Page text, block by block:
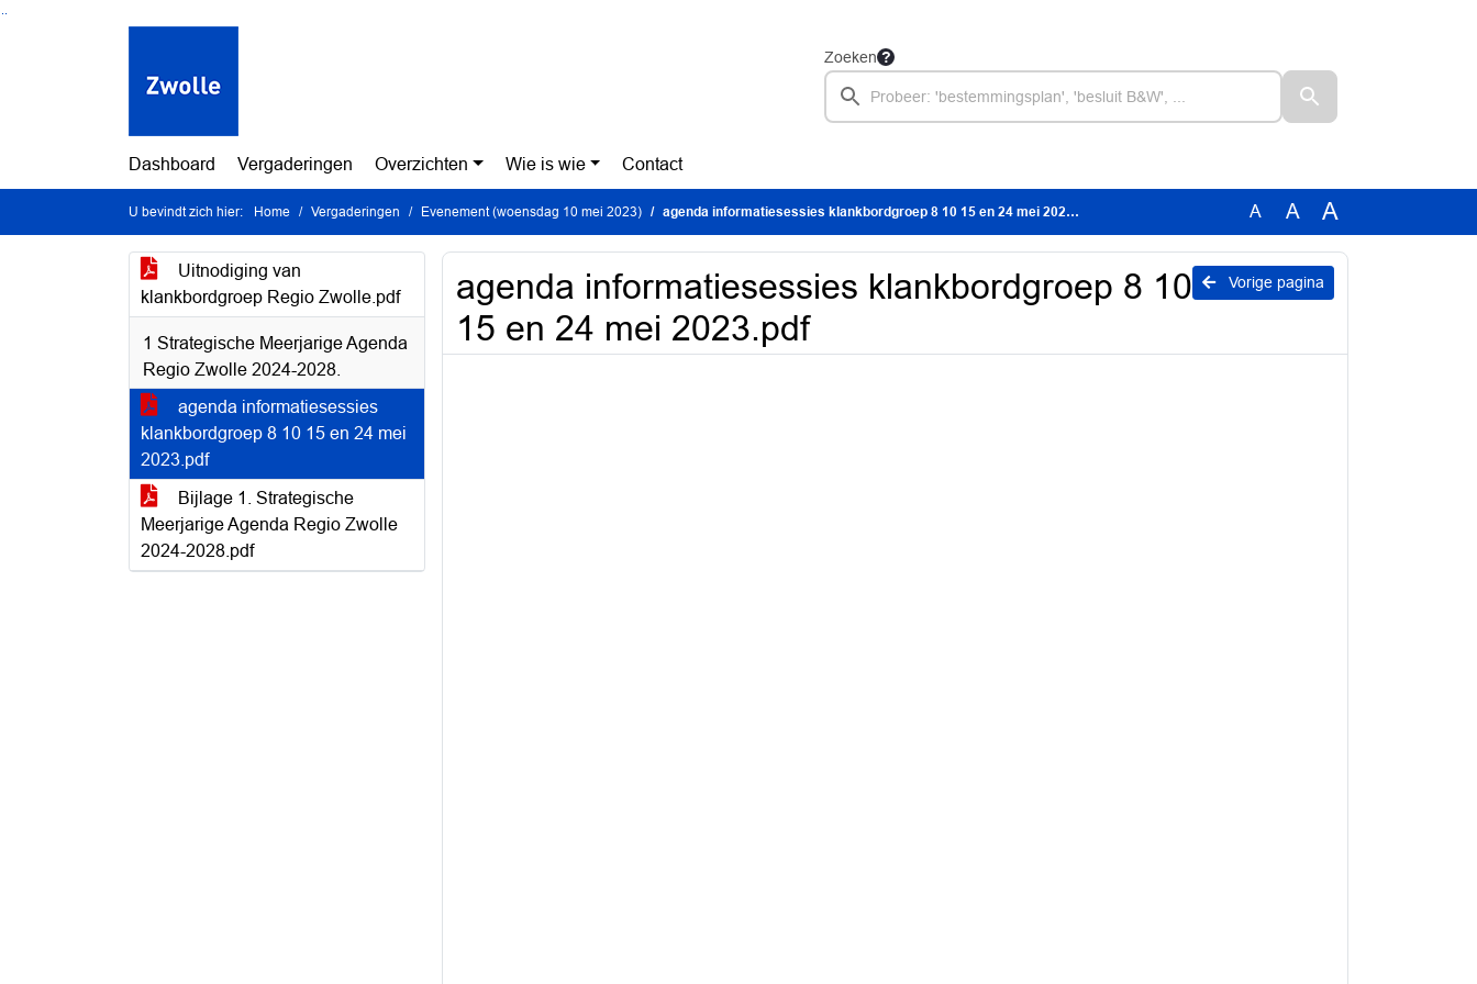
Ga naar de inhoud van deze pagina
Ga naar het zoeken
Ga naar het menu
Zoeken
Dashboard Vergaderingen Overzichten Wie is wie Contact
U bevindt zich hier: Home Vergaderingen Evenement (woensdag 10 mei 2023) agenda informatiesessies klankbordgroep 8 10 15 en 24 mei 2023.pdf A A A
Uitnodiging van
klankbordgroep Regio Zwolle.pdf
1 Strategische Meerjarige Agenda
Regio Zwolle 2024-2028.
agenda informatiesessies
klankbordgroep 8 10 15 en 24 mei
2023.pdf
Bijlage 1. Strategische
Meerjarige Agenda Regio Zwolle
2024-2028.pdf
Vorige pagina
agenda informatiesessies klankbordgroep 8 10
15 en 24 mei 2023.pdf